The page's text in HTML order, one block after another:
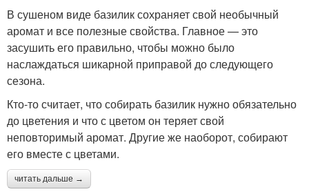
В сушеном виде базилик сохраняет свой необычный
аромат и все полезные свойства. Главное — это
засушить его правильно, чтобы можно было
наслаждаться шикарной приправой до следующего
сезона.
Кто-то считает, что собирать базилик нужно обязательно
до цветения и что с цветом он теряет свой
неповторимый аромат. Другие же наоборот, собирают
его вместе с цветами.
читать дальше →